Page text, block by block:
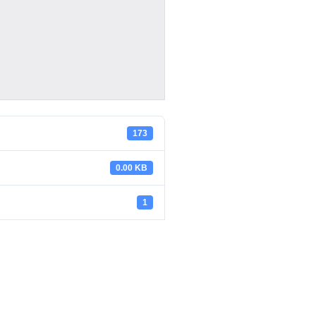
173
0.00 KB
1